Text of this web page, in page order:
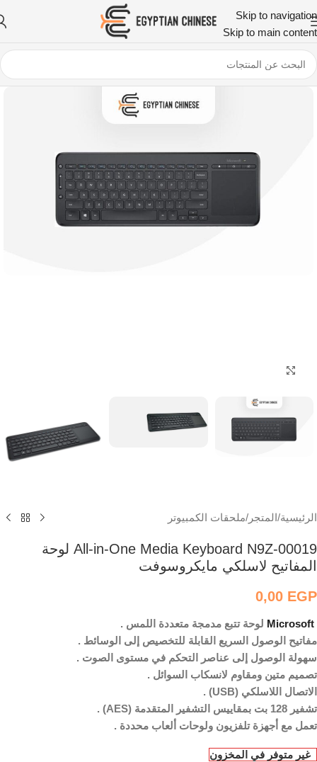
Skip to navigation
Skip to main content
الرئيسية/المتجر /ملحقات الكمبيوتر
All-in-One Media Keyboard N9Z-00019 لوحة
المفاتيح لاسلكي مايكروسوفت
0,00 EGP
Microsoft لوحة تتبع مدمجة متعددة اللمس .
مفاتيح الوصول السريع القابلة للتخصيص إلى الوسائط .
سهولة الوصول إلى عناصر التحكم في مستوى الصوت .
تصميم متين ومقاوم لانسكاب السوائل .
الاتصال اللاسلكي (USB) .
تعمل مع أجهزة تلفزيون ولوحات ألعاب محددة .
غير متوفر في المخزون